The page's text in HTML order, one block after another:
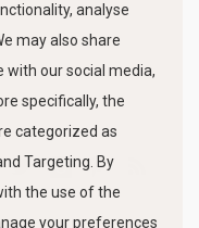
analyse
may also share
our social media,
specifically, the
categorized as
Targeting. By
the use of the
your preferences